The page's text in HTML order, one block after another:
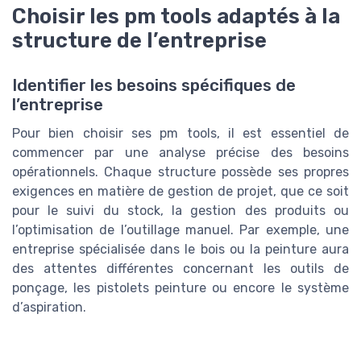
Choisir les pm tools adaptés à la
structure de l’entreprise
Identifier les besoins spécifiques de
l’entreprise
Pour bien choisir ses pm tools, il est essentiel de
commencer par une analyse précise des besoins
opérationnels. Chaque structure possède ses propres
exigences en matière de gestion de projet, que ce soit
pour le suivi du stock, la gestion des produits ou
l’optimisation de l’outillage manuel. Par exemple, une
entreprise spécialisée dans le bois ou la peinture aura
des attentes différentes concernant les outils de
ponçage, les pistolets peinture ou encore le système
d’aspiration.